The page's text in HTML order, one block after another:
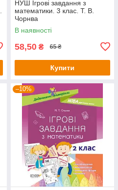
НУШ Ігрові завдання з
математики. 3 клас. Т. В.
Чорнва
В наявності
58,50 ₴ 65 ₴
Купити
–10%